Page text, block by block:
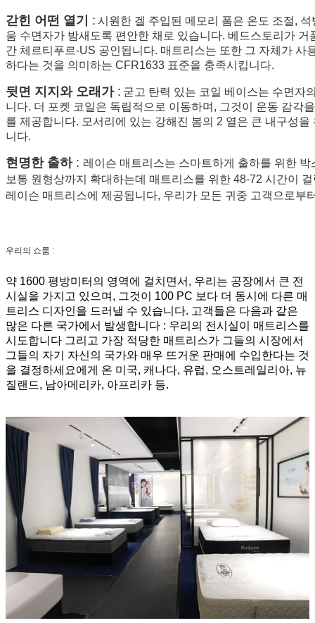
갇힌 어떤 열기 : 시원한 겔 주입된 메모리 폼은 온도 조절,
움 수면자가 밤새도록 편안한 채로 있습니다. 베드스토리가
간 체르티푸르-US 공인됩니다. 매트리스는 또한 그 자체가 사
하다는 것을 의미하는 CFR1633 표준을 충족시킵니다.
뒷면 지지와 오래가: 굳고 탄력 있는 코일 베이스는 수면자
니다. 더 포켓 코일은 독립적으로 이동하며, 그것이 운동 감각
를 제공합니다. 모서리에 있는 강해진 봄의 2 열은 큰 내구성
니다.
현명한 출하: 레이슨 매트리스는 스마트하게 출하를 위한
보통 원형상까지 확대하는데 매트리스를 위한 48-72 시간이
레이슨 매트리스에 제공됩니다, 우리가 모든 귀중 고객으로부
우리의 쇼룸 :
약 1600 평방미터의 영역에 걸치면서, 우리는 공장에서 큰 전
시실을 가지고 있으며, 그것이 100 PC 보다 더 동시에 다른 매
트리스 디자인을 드러낼 수 있습니다. 고객들은 다음과 같은
많은 다른 국가에서 발생합니다 : 우리의 전시실이 매트리스를
시도합니다 그리고 가장 적당한 매트리스가 그들의 시장에서
그들의 자기 자신의 국가와 매우 뜨거운 판매에 수입한다는 것
을 결정하세요에게 온 미국, 캐나다, 유럽, 오스트레일리아, 뉴
질랜드, 남아메리카, 아프리카 등.